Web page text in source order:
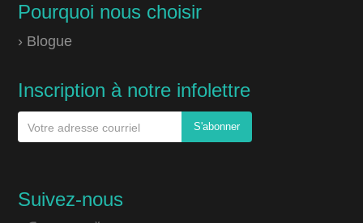
Pourquoi nous choisir
› Blogue
Inscription à notre infolettre
Suivez-nous